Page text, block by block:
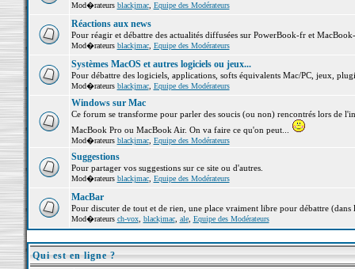
Mod�rateurs blackjmac, Equipe des Modérateurs
Réactions aux news
Pour réagir et débattre des actualités diffusées sur PowerBook-fr et
Mod�rateurs blackjmac, Equipe des Modérateurs
Systèmes MacOS et autres logiciels ou jeux...
Pour débattre des logiciels, applications, softs équivalents Mac/PC, jeux,
Mod�rateurs blackjmac, Equipe des Modérateurs
Windows sur Mac
Ce forum se transforme pour parler des soucis (ou non) rencontrés lors de
MacBook Pro ou MacBook Air. On va faire ce qu'on peut...
Mod�rateurs blackjmac, Equipe des Modérateurs
Suggestions
Pour partager vos suggestions sur ce site ou d'autres.
Mod�rateurs blackjmac, Equipe des Modérateurs
MacBar
Pour discuter de tout et de rien, une place vraiment libre pour débattre (dans
Mod�rateurs ch-vox, blackjmac, ale, Equipe des Modérateurs
Qui est en ligne ?